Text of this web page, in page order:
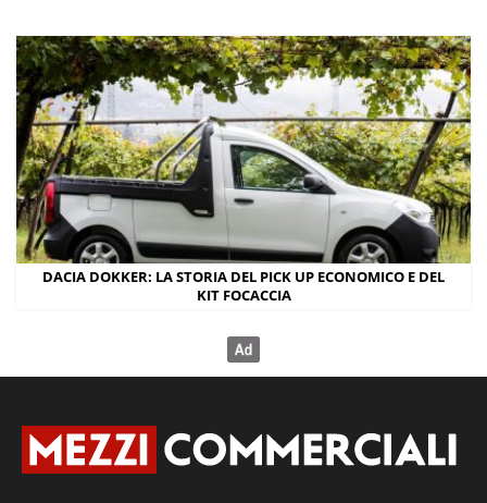
DACIA DOKKER: LA STORIA DEL PICK UP ECONOMICO E DEL
KIT FOCACCIA